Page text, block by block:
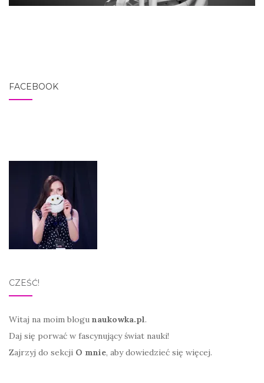
FACEBOOK
CZEŚĆ!
Witaj na moim blogu naukowka.pl.
Daj się porwać w fascynujący świat nauki!
Zajrzyj do sekcji O mnie, aby dowiedzieć się więcej.